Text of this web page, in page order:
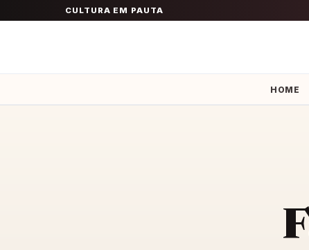
CULTURA EM PAUTA
HOME